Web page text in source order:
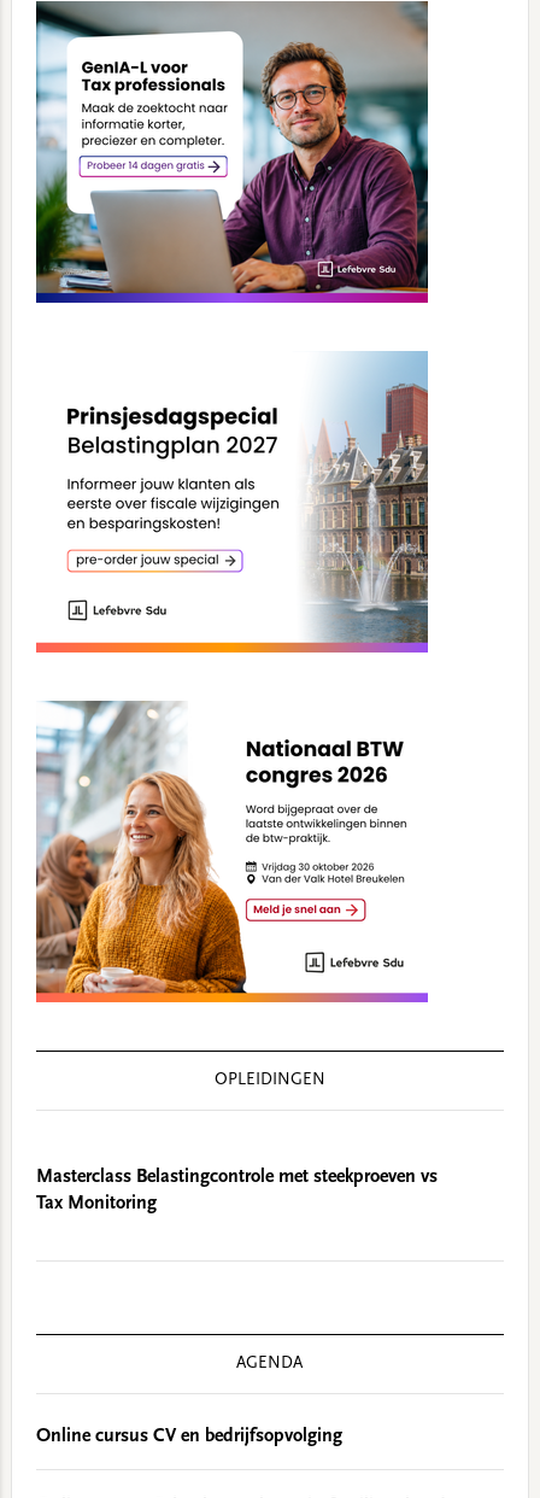
Sidebar
OPLEIDINGEN
Masterclass Belastingcontrole met steekproeven vs
Tax Monitoring
AGENDA
Online cursus CV en bedrijfsopvolging